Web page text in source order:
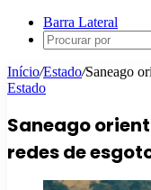
Barra Lateral
Início/Estado/Saneago
Estado
Saneago
redes de